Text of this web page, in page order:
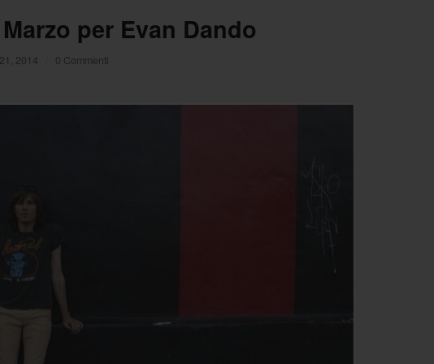
per Evan Dando
2014 0 Commenti